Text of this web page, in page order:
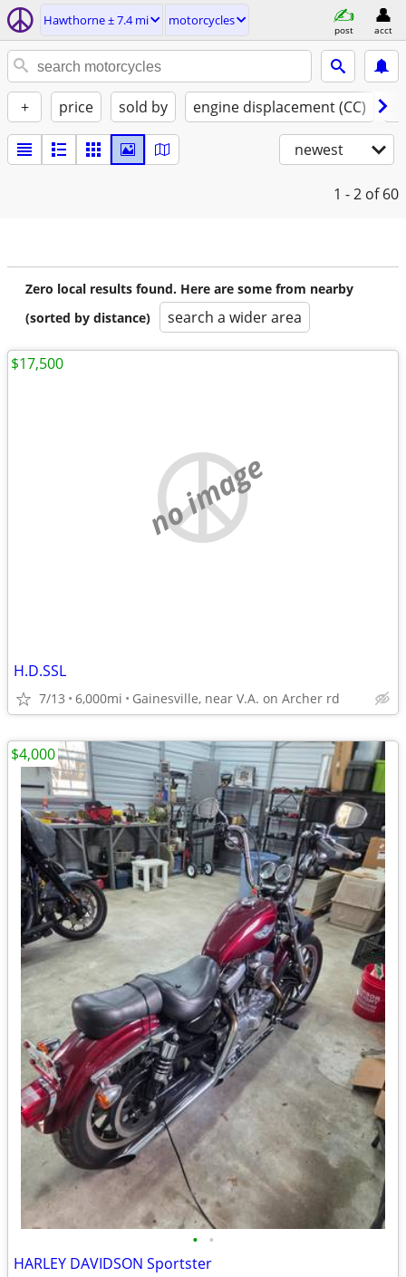
Hawthorne ± 7.4 mi motorcycles
post acct
+ price sold by engine displacement (CC)
newest
1 - 2 of 60
Zero local results found. Here are some from nearby
(sorted by distance)
search a wider area
no image
H.D.SSL
7/13 6,000mi Gainesville, near V.A. on Archer rd
$17,500
• •
HARLEY DAVIDSON Sportster
$4,000